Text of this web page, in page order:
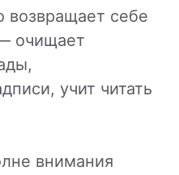
возвращает себе
очищает
учит читать
внимания